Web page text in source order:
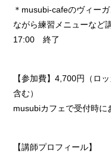
＊musubi-cafeのヴィー
ながら練習メニューなど
17:00 終了
【参加費】4,700円（ロ
含む）
musubiカフェで受付時に
【講師プロフィール】